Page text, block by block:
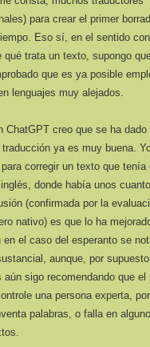
para crear el primer
Eso sí, en el sentido
qué trata un texto, supongo
que es ya posible
lenguajes muy alejados.
ChatGPT creo que se ha dado
ya es muy buena.
para corregir un texto que tenía
donde había unos
(confirmada por la
nativo) es que lo ha
en el caso del esperanto se
aunque, por
aún sigo recomendando que el
una persona experta,
palabras, o falla en